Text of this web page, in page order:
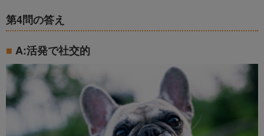
第4問の答え
A:活発で社交的